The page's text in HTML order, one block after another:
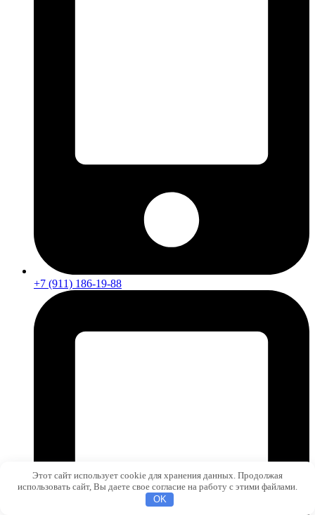
+7 (911) 186-19-88
Этот сайт использует cookie для хранения данных. Продолжая
использовать сайт, Вы даете свое согласие на работу с этими файлами.
OK